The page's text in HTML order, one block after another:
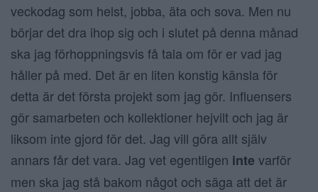
veckodag som helst, jobba, äta och sova. Men nu
börjar det dra ihop sig och i slutet på denna månad
ska jag förhoppningsvis få tala om för er vad jag
håller på med. Det är en liten konstig känsla för
detta är det första projekt som jag gör. Influensers
gör samarbeten och kollektioner hejvilt och jag är
liksom inte gjord för det. Jag vill göra allt själv
annars får det vara. Jag vet egentligen inte varför
men ska jag stå bakom något och säga att det är